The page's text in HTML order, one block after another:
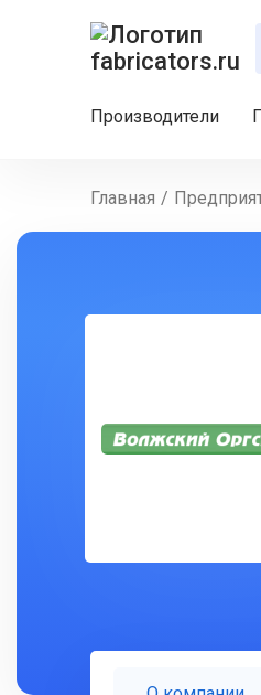
Производители
Главная /